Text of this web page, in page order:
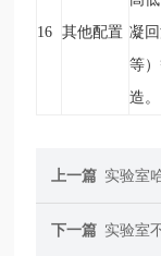
16 其他配置 凝
等
造。
上一篇 实验室
下一篇 实验室